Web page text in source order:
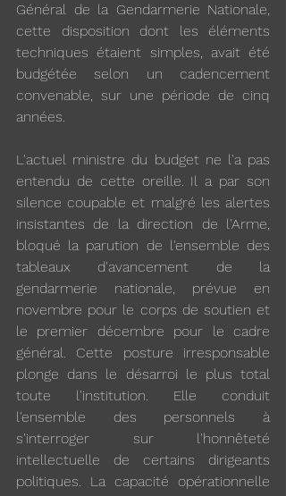
Général de la Gendarmerie Nationale,
cette disposition dont les éléments
techniques étaient simples, avait été
budgétée selon un cadencement
convenable, sur une période de cinq
années.
L'actuel ministre du budget ne l'a pas
entendu de cette oreille. Il a par son
silence coupable et malgré les alertes
insistantes de la direction de l'Arme,
bloqué la parution de l'ensemble des
tableaux d'avancement de la
gendarmerie nationale, prévue en
novembre pour le corps de soutien et
le premier décembre pour le cadre
général. Cette posture irresponsable
plonge dans le désarroi le plus total
toute l'institution. Elle conduit
l'ensemble des personnels à
s'interroger sur l'honnêteté
intellectuelle de certains dirigeants
politiques. La capacité opérationnelle